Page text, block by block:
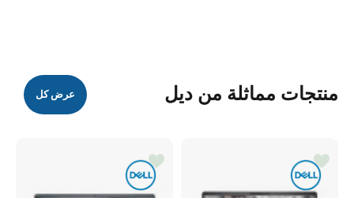
منتجات مماثلة من ديل عرض كل